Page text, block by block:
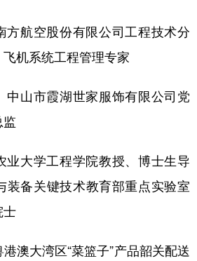
空股份有限公司工程技术分
机系统工程管理专家
市霞湖世家服饰有限公司党
监
学工程学院教授、博士生导
装备关键技术教育部重点实验室
士
大湾区“菜篮子”产品韶关配送